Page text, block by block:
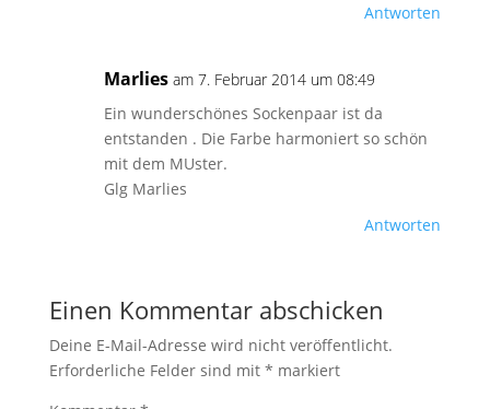
Antworten
Marlies am 7. Februar 2014 um 08:49
Ein wunderschönes Sockenpaar ist da
entstanden . Die Farbe harmoniert so schön
mit dem MUster.
Glg Marlies
Antworten
Einen Kommentar abschicken
Deine E-Mail-Adresse wird nicht veröffentlicht.
Erforderliche Felder sind mit * markiert